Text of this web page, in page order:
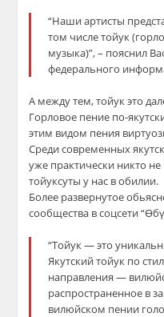
“Наши артисты
том числе тойук
музыка)”, – пояснил
федерального
А между тем, тойук это
Горловое пение по-
этим видом пения
Среди современных
уже практически никто
тойуксуты у нас в обилии.
Более развернутое
сообщества в соцсети
“Тойук — это
Якутский тойук по
направления —
распространенное в
вилюйском пении